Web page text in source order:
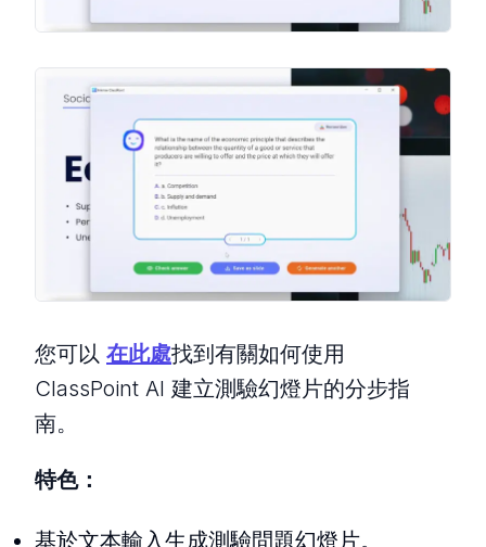
您可以 在此處找到有關如何使用
ClassPoint AI 建立測驗幻燈片的分步指
南。
特色：
基於文本輸入生成測驗問題幻燈片。